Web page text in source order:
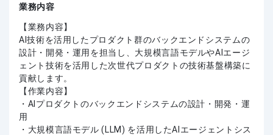
業務内容
【業務内容】
AI技術を活用したプロダクト群のバックエンドシステムの
設計・開発・運用を担当し、大規模言語モデルやAIエージ
ェント技術を活用した次世代プロダクトの技術基盤構築に
貢献します。
【作業内容】
・AIプロダクトのバックエンドシステムの設計・開発・運
用
・大規模言語モデル (LLM) を活用したAIエージェントシス